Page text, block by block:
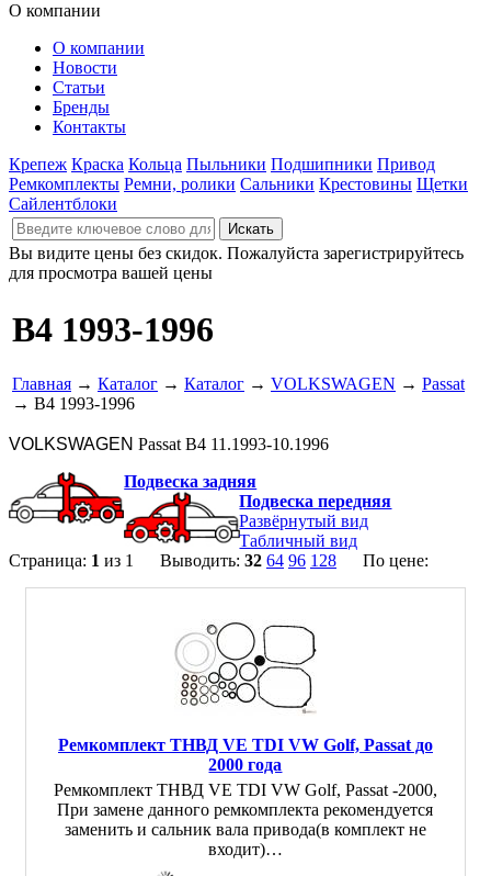
О компании
О компании
Новости
Статьи
Бренды
Контакты
Крепеж Краска Кольца Пыльники Подшипники Привод
Ремкомплекты Ремни, ролики Сальники Крестовины Щетки
Сайлентблоки
Вы видите цены без скидок. Пожалуйста зарегистрируйтесь
для просмотра вашей цены
B4 1993-1996
Главная → Каталог → Каталог → VOLKSWAGEN → Passat
→ B4 1993-1996
VOLKSWAGEN Passat B4 11.1993-10.1996
Подвеска задняя
Подвеска передняя
Развёрнутый вид
Табличный вид
Страница: 1 из 1 Выводить: 32 64 96 128 По цене:
Ремкомплект ТНВД VE TDI VW Golf, Passat до
2000 года
Ремкомплект ТНВД VE TDI VW Golf, Passat -2000,
При замене данного ремкомплекта рекомендуется
заменить и сальник вала привода(в комплект не
входит)…